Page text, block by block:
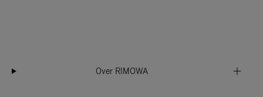
Over RIMOWA